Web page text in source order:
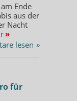
Ende
aus der
Nacht
»
lesen »
für